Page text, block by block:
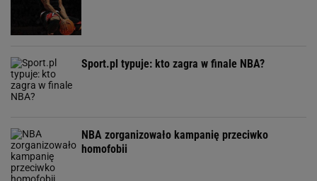
Sport.pl typuje: kto zagra w finale NBA?
NBA zorganizowało kampanię przeciwko
homofobii